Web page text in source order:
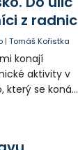
životností,
tamním
jiných
z radnic
|Tomáš Kořistka
konají
aktivity v
který se koná